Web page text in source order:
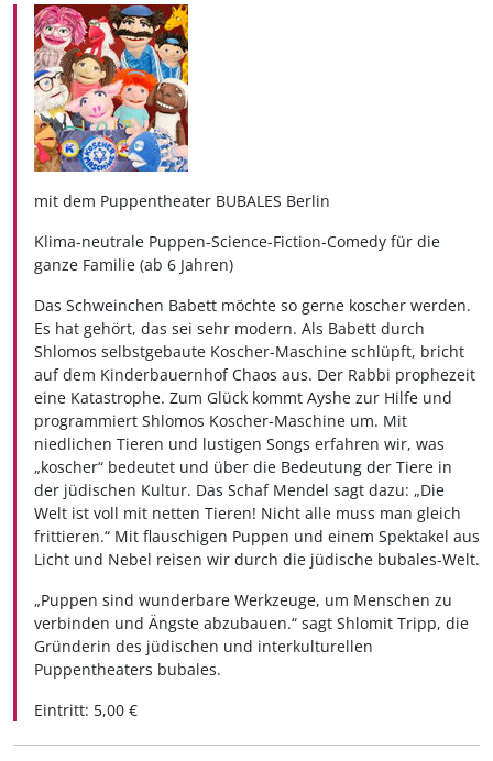
mit dem Puppentheater BUBALES Berlin
Klima-neutrale Puppen-Science-Fiction-Comedy für die
ganze Familie (ab 6 Jahren)
Das Schweinchen Babett möchte so gerne koscher werden.
Es hat gehört, das sei sehr modern. Als Babett durch
Shlomos selbstgebaute Koscher-Maschine schlüpft, bricht
auf dem Kinderbauernhof Chaos aus. Der Rabbi prophezeit
eine Katastrophe. Zum Glück kommt Ayshe zur Hilfe und
programmiert Shlomos Koscher-Maschine um. Mit
niedlichen Tieren und lustigen Songs erfahren wir, was
„koscher“ bedeutet und über die Bedeutung der Tiere in
der jüdischen Kultur. Das Schaf Mendel sagt dazu: „Die
Welt ist voll mit netten Tieren! Nicht alle muss man gleich
frittieren.“ Mit flauschigen Puppen und einem Spektakel aus
Licht und Nebel reisen wir durch die jüdische bubales-Welt.
„Puppen sind wunderbare Werkzeuge, um Menschen zu
verbinden und Ängste abzubauen.“ sagt Shlomit Tripp, die
Gründerin des jüdischen und interkulturellen
Puppentheaters bubales.
Eintritt: 5,00 €